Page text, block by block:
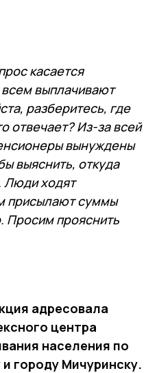
касается
выплачивают
разберитесь, где
отвечает? Из-за всей
вынуждены
выяснить, откуда
Люди ходят
присылают суммы
прояснить
адресовала
центра
населения по
городу Мичуринску.